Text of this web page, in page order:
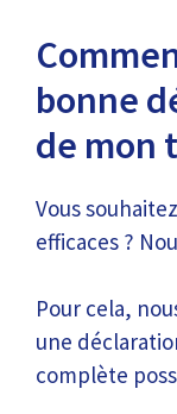
bonne
de mon
Vous
efficaces ?
Pour cela,
une
complète